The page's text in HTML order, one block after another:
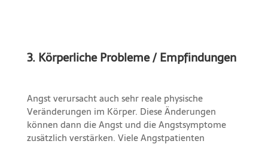
3. Körperliche Probleme / Empfindungen
Angst verursacht auch sehr reale physische
Veränderungen im Körper. Diese Änderungen
können dann die Angst und die Angstsymptome
zusätzlich verstärken. Viele Angstpatienten